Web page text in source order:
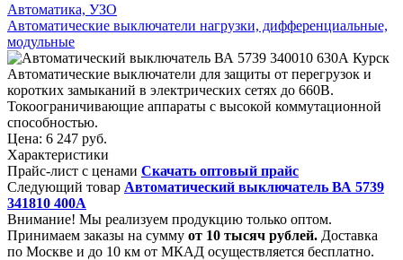
Автоматика, УЗО
Автоматические выключатели нагрузки, дифференциальные,
модульные
Автоматические выключатели для защиты от перегрузок и
коротких замыканий в электрических сетях до 660В.
Токоограничивающие аппараты с высокой коммутационной
способностью.
Цена: 6 247 руб.
Характеристики
Прайс-лист с ценами Скачать оптовый прайс
Следующий товар Автоматический выключатель ВА 5739
341810 400А
Внимание! Мы реализуем продукцию только оптом.
Принимаем заказы на сумму от 10 тысяч рублей. Доставка
по Москве и до 10 км от МКАД осуществляется бесплатно.